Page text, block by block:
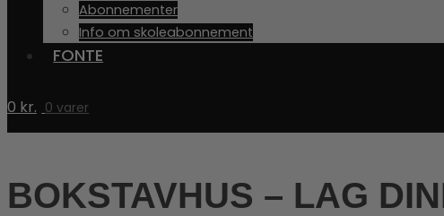
Abonnementer
Info om skoleabonnement
FONTE
0 kr. 0 varer
BOKSTAVHUS – LAG